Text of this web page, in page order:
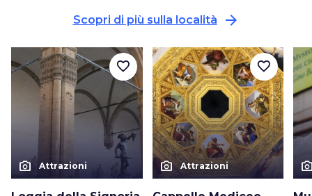
Scopri di più sulla località arrow_forward
photo_camera Attrazioni
favorite_border
photo_camera Attrazioni
favorite_border